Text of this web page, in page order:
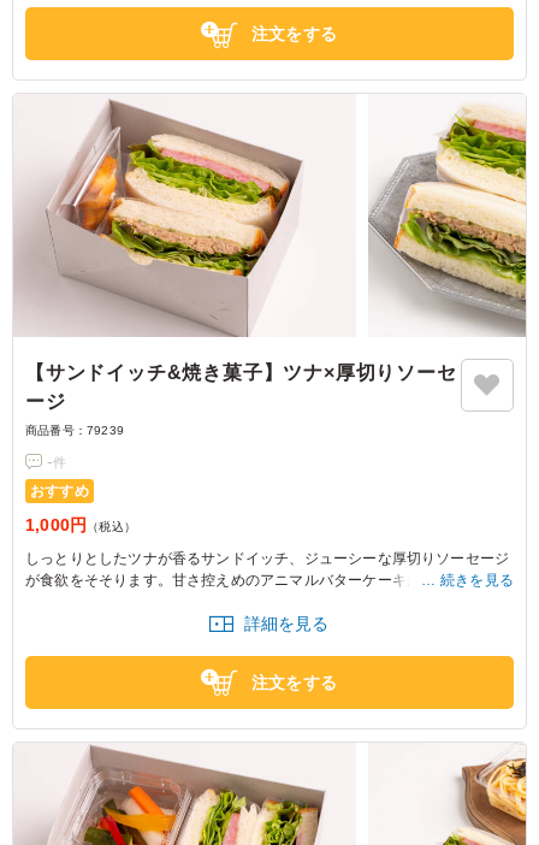
東京都文京区本郷2026/06/26
注文をする
【サンドイッチ&焼き菓子】ツナ×厚切りソーセ
ージ
商品番号： 79239
-件
おすすめ
1,000円 （税込）
しっとりとしたツナが香るサンドイッチ、ジューシーな厚切りソーセージ
が食欲をそそります。甘さ控えめのアニマルバターケーキが絶妙なバラン
続きを見る
詳細を見る
注文をする